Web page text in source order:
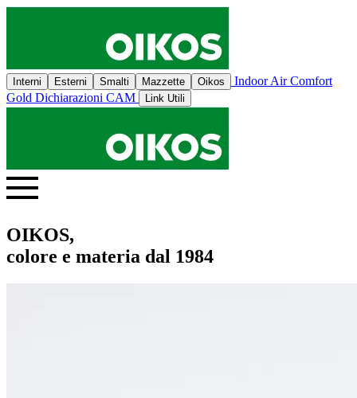
Interni Esterni Smalti Mazzette Oikos
Indoor Air Comfort
Gold Dichiarazioni CAM Link Utili
OIKOS,
colore e materia dal 1984